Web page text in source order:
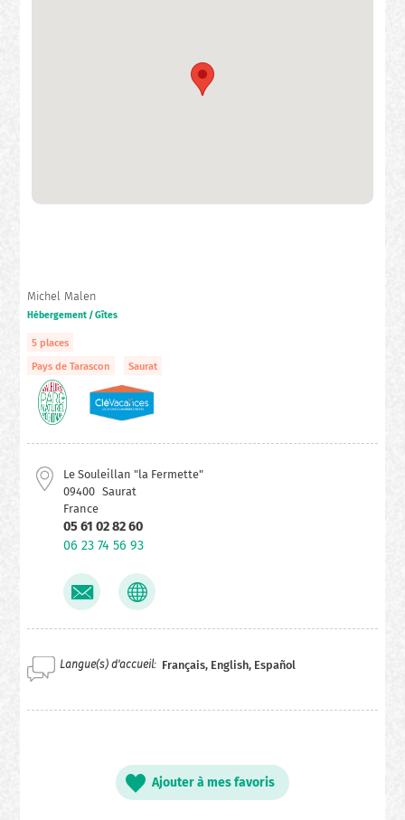
Michel Malen
Hébergement / Gîtes
5 places
Pays de Tarascon
Saurat
Le Souleillan "la Fermette"
09400 Saurat
France
05 61 02 82 60
06 23 74 56 93
Langue(s) d'accueil Français, English, Español
Ajouter à mes favoris